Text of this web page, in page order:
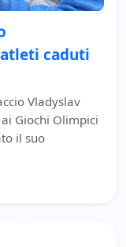
caduti
Vladyslav
Giochi Olimpici
il suo